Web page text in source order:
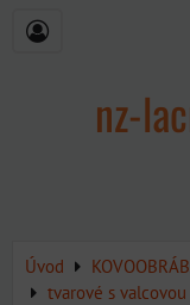
nz-
Úvod
tvarové s